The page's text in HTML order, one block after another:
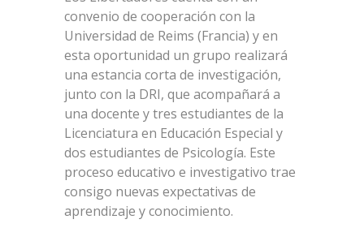
convenio de cooperación con la
Universidad de Reims (Francia) y en
esta oportunidad un grupo realizará
una estancia corta de investigación,
junto con la DRI, que acompañará a
una docente y tres estudiantes de la
Licenciatura en Educación Especial y
dos estudiantes de Psicología. Este
proceso educativo e investigativo trae
consigo nuevas expectativas de
aprendizaje y conocimiento.